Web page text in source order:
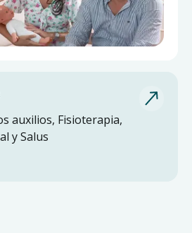
auxilios, Fisioterapia,
y Salus